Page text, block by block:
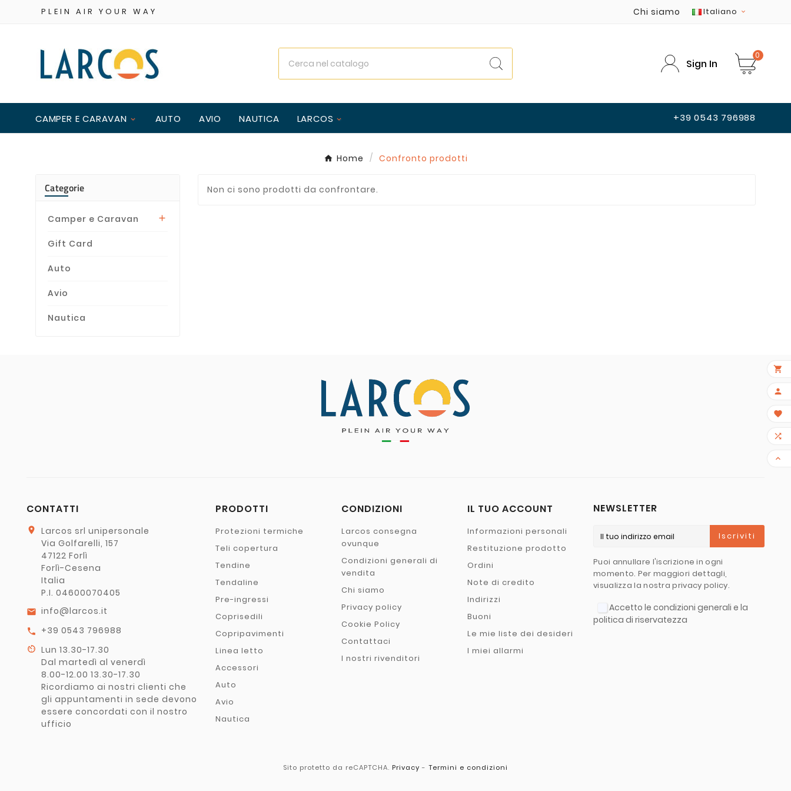
PLEIN AIR YOUR WAY Chi siamo Italiano 
Sign In
0
CAMPER E CARAVAN AUTO AVIO NAUTICA LARCOS +39 0543 796988
Home Confronto prodotti
Categorie
Camper e Caravan 
Gift Card
Auto
Avio
Nautica
Non ci sono prodotti da confrontare.
CONTATTI
location_on
Larcos srl unipersonale
Via Golfarelli, 157
47122 Forlì
Forlì-Cesena
Italia
P.I. 04600070405
email info@larcos.it
call +39 0543 796988
av_timer Lun 13.30-17.30
Dal martedì al venerdì
8.00-12.00 13.30-17.30
Ricordiamo ai nostri clienti che
gli appuntamenti in sede devono
essere concordati con il nostro
ufficio
PRODOTTI
Protezioni termiche
Teli copertura
Tendine
Tendaline
Pre-ingressi
Coprisedili
Copripavimenti
Linea letto
Accessori
Auto
Avio
Nautica
CONDIZIONI
Larcos consegna
ovunque
Condizioni generali di
vendita
Chi siamo
Privacy policy
Cookie Policy
Contattaci
I nostri rivenditori
IL TUO ACCOUNT
Informazioni personali
Restituzione prodotto
Ordini
Note di credito
Indirizzi
Buoni
Le mie liste dei desideri
I miei allarmi
NEWSLETTER
Iscriviti
Puoi annullare l'iscrizione in ogni
momento. Per maggiori dettagli,
visualizza la nostra privacy policy.
Accetto le condizioni generali e la
politica di riservatezza
Sito protetto da reCAPTCHA. Privacy - Termini e condizioni




